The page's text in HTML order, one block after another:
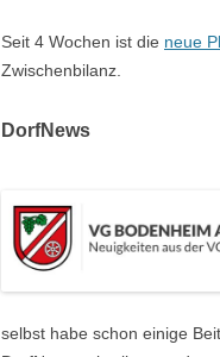
Seit 4 Wochen ist die neue
Zwischenbilanz.
DorfNews
selbst habe schon einige